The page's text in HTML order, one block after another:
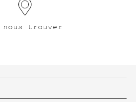
nous trouver